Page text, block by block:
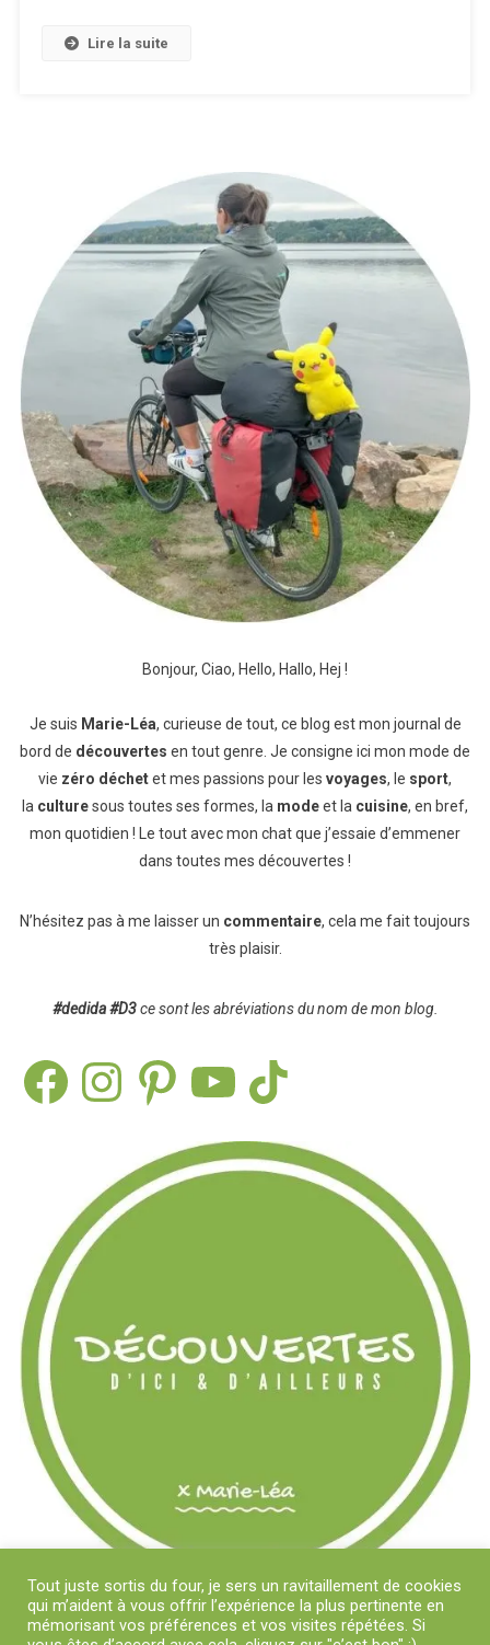
Lire la suite
Bonjour, Ciao, Hello, Hallo, Hej !
Je suis Marie-Léa, curieuse de tout, ce blog est mon journal de
bord de découvertes en tout genre. Je consigne ici mon mode de
vie zéro déchetet mes passions pour les voyages, le sport,
la culturesous toutes ses formes, la modeet la cuisine, en bref,
mon quotidien ! Le tout avec mon chat que j’essaie d’emmener
dans toutes mes découvertes !
N’hésitez pas à me laisser un commentaire, cela me fait toujours
très plaisir.
#dedida #D3ce sont les abréviations du nom de mon blog.
FacebookInstagramPinterest TikTok
Tout juste sortis du four, je sers un ravitaillement de cookies
qui m’aident à vous offrir l’expérience la plus pertinente en
mémorisant vos préférences et vos visites répétées. Si